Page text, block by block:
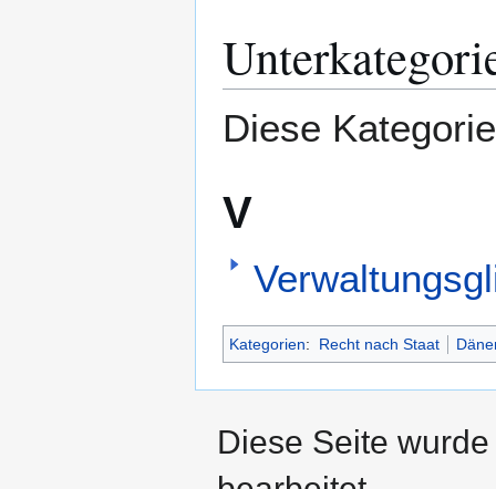
Diese
V
Kategorien: Recht nach Staat
Diese Seite